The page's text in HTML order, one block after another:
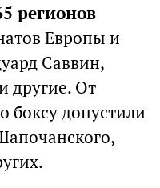
регионов
Европы и
Саввин,
другие. От
боксу допустили